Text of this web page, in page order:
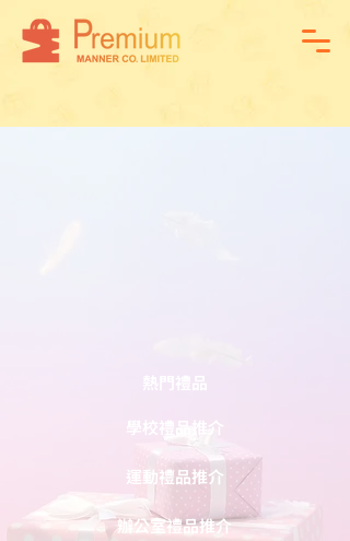
熱門禮品
學校禮品推介
運動禮品推介
辦公室禮品推介